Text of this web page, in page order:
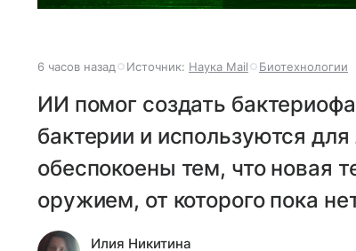
6 часов назад Источник: Наука Mail Биотехнологии
ИИ помог создать
бактерии и используются
обеспокоены тем, что новая
оружием, от которого пока
Илия Никитина